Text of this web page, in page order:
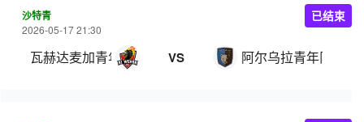
沙特青
2026-05-17 21:30
瓦赫达麦加青年队 VS 阿尔乌拉青年队
已结束